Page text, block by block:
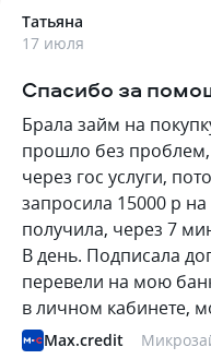
Татьяна
17 июля
Спасибо за
Брала займ на
прошло без проблем,
через гос услуги,
запросила 15000 р
получила, через 7
В день. Подписала
перевели на мою
в личном кабинете,
Max.credit